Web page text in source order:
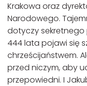
Krakowa oraz
Narodowego.
dotyczy
444 lata pojawi się
chrześcijaństwem.
przed niczym, aby
przepowiedni. I